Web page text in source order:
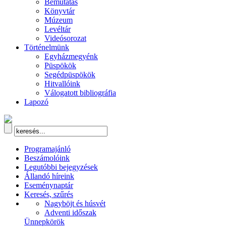
Bemutatás
Könyvtár
Múzeum
Levéltár
Videósorozat
Történelmünk
Egyházmegyénk
Püspökök
Segédpüspökök
Hitvallóink
Válogatott bibliográfia
Lapozó
Programajánló
Beszámolóink
Legutóbbi bejegyzések
Állandó híreink
Eseménynaptár
Keresés, szűrés
Nagyböjt és húsvét
Adventi időszak
Ünnepkörök